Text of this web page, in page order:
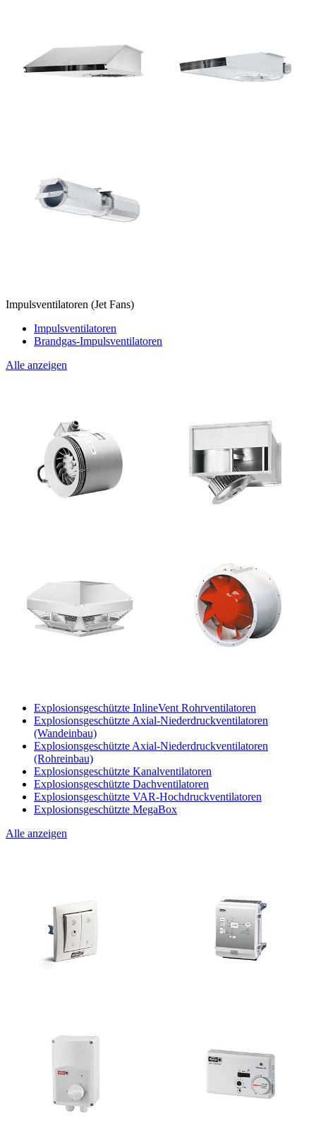
Impulsventilatoren (Jet Fans)
Impulsventilatoren
Brandgas-Impulsventilatoren
Alle anzeigen
Explosionsgeschützte InlineVent Rohrventilatoren
Explosionsgeschützte Axial-Niederdruckventilatoren
(Wandeinbau)
Explosionsgeschützte Axial-Niederdruckventilatoren
(Rohreinbau)
Explosionsgeschützte Kanalventilatoren
Explosionsgeschützte Dachventilatoren
Explosionsgeschützte VAR-Hochdruckventilatoren
Explosionsgeschützte MegaBox
Alle anzeigen